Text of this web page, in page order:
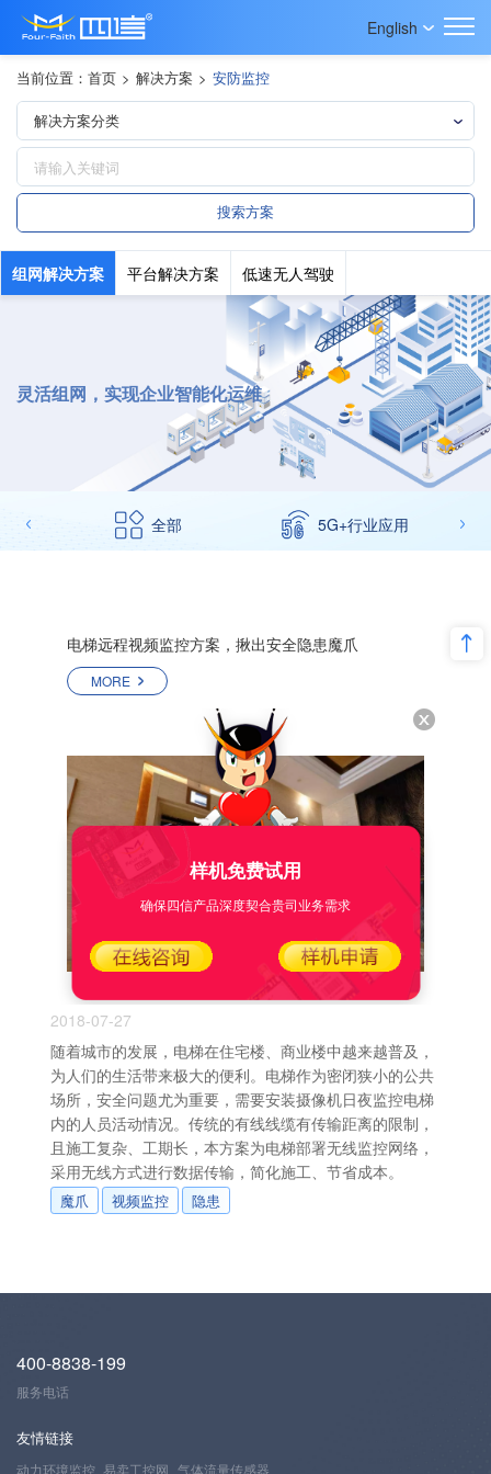
English
当前位置： 首页 > 解决方案 > 安防监控
组网解决方案 平台解决方案 低速无人驾驶
灵活组网，实现企业智能化运维
全部 5G+行业应用
电梯远程视频监控方案，揪出安全隐患魔爪
MORE
2018-07-27
随着城市的发展，电梯在住宅楼、商业楼中越来越普及，
为人们的生活带来极大的便利。电梯作为密闭狭小的公共
场所，安全问题尤为重要，需要安装摄像机日夜监控电梯
内的人员活动情况。传统的有线线缆有传输距离的限制，
且施工复杂、工期长，本方案为电梯部署无线监控网络，
采用无线方式进行数据传输，简化施工、节省成本。
魔爪 视频监控 隐患
400-8838-199
服务电话
友情链接
动力环境监控 易卖工控网 气体流量传感器
样机免费试用
确保四信产品深度契合贵司业务需求